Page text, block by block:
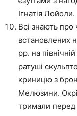
Ігнатія Лойоли.
Всі знають
встановлених
рр. на
ратуші
криницю з
Мелюзини.
тримали